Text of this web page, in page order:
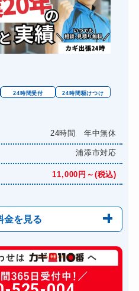
要確認
要確認
24時間受付
24時間駆けつけ
24時間 年中無休
浦添市対応
11,000円～(税込)
金を見る
6,600円～(税込)
14,300円～(税込)